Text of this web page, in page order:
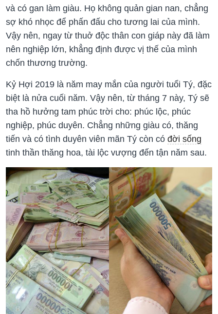
và có gan làm giàu. Họ không quản gian nan, chẳng
sợ khó nhọc để phấn đấu cho tương lai của mình.
Vậy nên, ngay từ thuở độc thân con giáp này đã làm
nên nghiệp lớn, khẳng định được vị thế của mình
chốn thương trường.
Kỷ Hợi 2019 là năm may mắn của người tuổi Tý, đặc
biệt là nửa cuối năm. Vậy nên, từ tháng 7 này, Tý sẽ
tha hồ hưởng tam phúc trời cho: phúc lộc, phúc
nghiệp, phúc duyên. Chẳng những giàu có, thăng
tiến và có tình duyên viên mãn Tý còn có đời sống
tinh thần thăng hoa, tài lộc vượng đến tận năm sau.